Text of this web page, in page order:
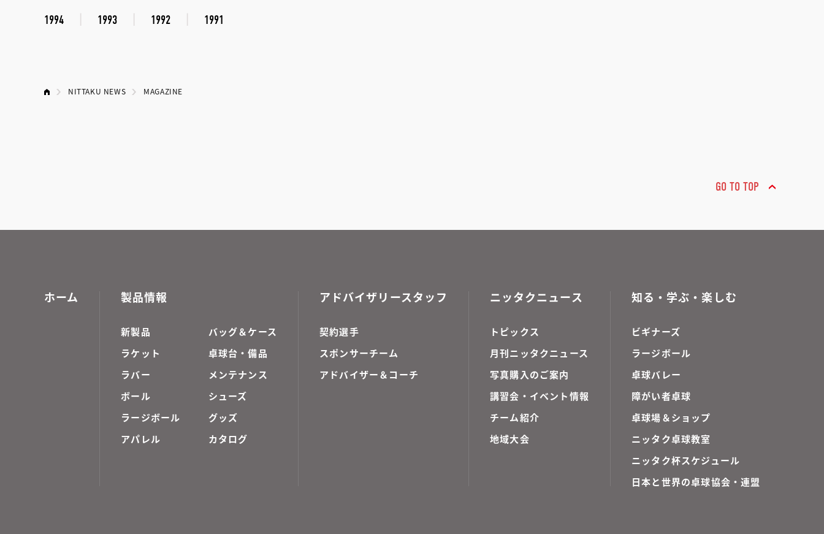
1994
1993 1992 1991
NITTAKU NEWS MAGAZINE
GO TO TOP
ホーム 製品情報
新製品
バッグ＆ケース
ラケット
卓球台・備品
ラバー
メンテナンス
ボール
シューズ
ラージボール
グッズ
アパレル
カタログ
アドバイザリースタッフ
契約選手
スポンサーチーム
アドバイザー＆コーチ
ニッタクニュース
トピックス
月刊ニッタクニュース
写真購入のご案内
講習会・イベント情報
チーム紹介
地域大会
知る・学ぶ・楽しむ
ビギナーズ
ラージボール
卓球バレー
障がい者卓球
卓球場＆ショップ
ニッタク卓球教室
ニッタク杯スケジュール
日本と世界の卓球協会・連盟